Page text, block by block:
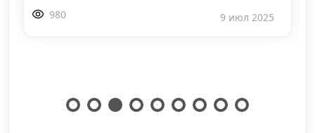
980 9 июл 2025